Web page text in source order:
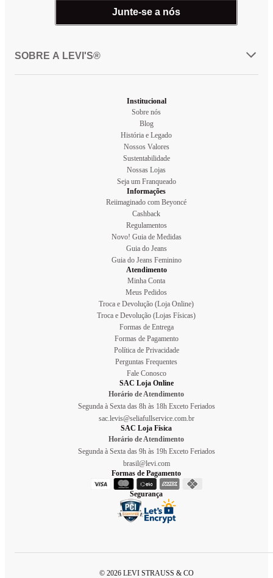
Junte-se a nós
SOBRE A LEVI'S®
Institucional
Sobre nós
Blog
História e Legado
Nossos Valores
Sustentabilidade
Nossas Lojas
Seja um Franqueado
Informações
Reiimaginado com Beyoncé
Cashback
Regulamentos
Novo! Guia de Medidas
Guia do Jeans
Guia do Jeans Feminino
Atendimento
Minha Conta
Meus Pedidos
Troca e Devolução (Loja Online)
Troca e Devolução (Lojas Físicas)
Formas de Entrega
Formas de Pagamento
Política de Privacidade
Perguntas Frequentes
Fale Conosco
SAC Loja Online
Horário de Atendimento
Segunda à Sexta das 8h às 18h Exceto Feriados
sac.levis@seliafullservice.com.br
SAC Loja Física
Horário de Atendimento
Segunda à Sexta das 9h às 19h Exceto Feriados
brasil@levi.com
Formas de Pagamento
Segurança
© 2026 LEVI STRAUSS & CO